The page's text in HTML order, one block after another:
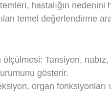
hastalığın nedenini
temel değerlendirme
ölçülmesi: Tansiyon,
gösterir.
organ fonksiyonları